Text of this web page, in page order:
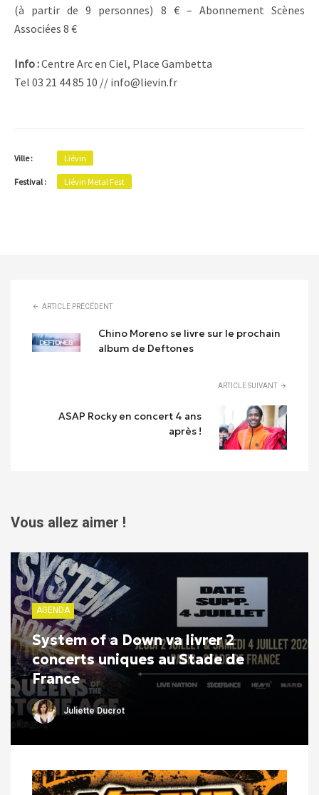
(à partir de 9 personnes) 8 € – Abonnement Scènes
Associées 8 €
Info :Centre Arc en Ciel, Place Gambetta
Tel 03 21 44 85 10 // info@lievin.fr
Ville : Liévin
Festival : Liévin Metal Fest
ARTICLE PRÉCÉDENT
Chino Moreno se livre sur le prochain
album de Deftones
ARTICLE SUIVANT
ASAP Rocky en concert 4 ans
après !
Vous allez aimer !
AGENDA
System of a Down va livrer 2
concerts uniques au Stade de
France
Juliette Ducrot